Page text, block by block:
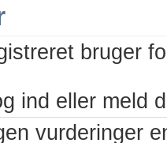
bruger
ind eller meld
vurderinger